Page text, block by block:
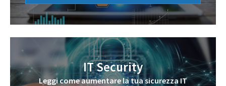
IT Security
Leggi come aumentare la tua sicurezza IT